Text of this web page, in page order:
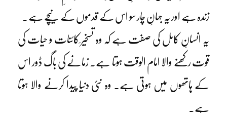
زندہ ہے اور یہ جہانِ چار سو اس کے قدموں کے نیچے ہے۔
یہ انسانِ کامل کی صفت ہے کہ وہ تسخیر ِکائنات و حیات کی
قوت رکھنے والا امام الوقت ہوتا ہے۔ زمانے کی باگ ڈور اس
کے ہاتھوں میں ہوتی ہے۔ وہ نئی دنیا پیدا کرنے والا ہوتا
ہے۔